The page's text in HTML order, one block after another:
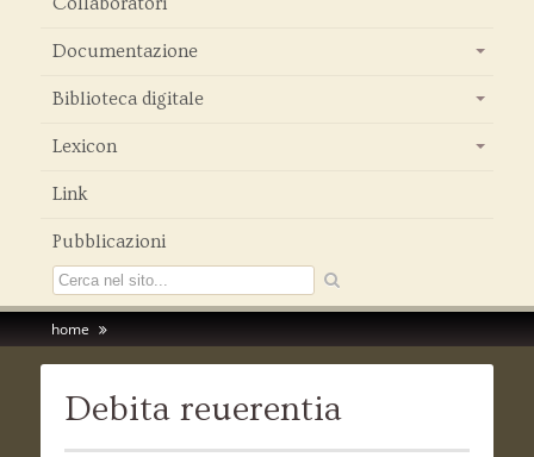
Documentazione
Biblioteca digitale
Lexicon
Link
Pubblicazioni
home
Debita reuerentia